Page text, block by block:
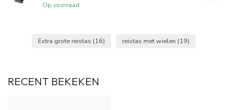
Op voorraad
Extra grote reistas (16) reistas met wielen (19)
RECENT BEKEKEN